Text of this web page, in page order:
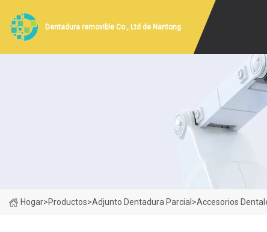
Dentadura removible Co., Ltd de Nantong
Hogar>Productos>Adjunto Dentadura Parcial >Accesorios